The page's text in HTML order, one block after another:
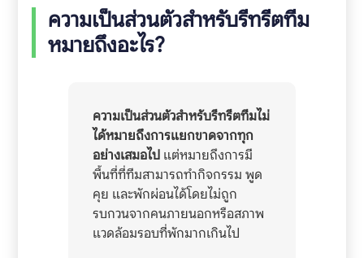
ความเป็นส่วนตัวสำหรับรีทรีตทีม
หมายถึงอะไร?
ความเป็นส่วนตัวสำหรับรีทรีตทีมไม่
ได้หมายถึงการแยกขาดจากทุก
อย่างเสมอไป แต่หมายถึงการมี
พื้นที่ที่ทีมสามารถทำกิจกรรม พูด
คุย และพักผ่อนได้โดยไม่ถูก
รบกวนจากคนภายนอกหรือสภาพ
แวดล้อมรอบที่พักมากเกินไป